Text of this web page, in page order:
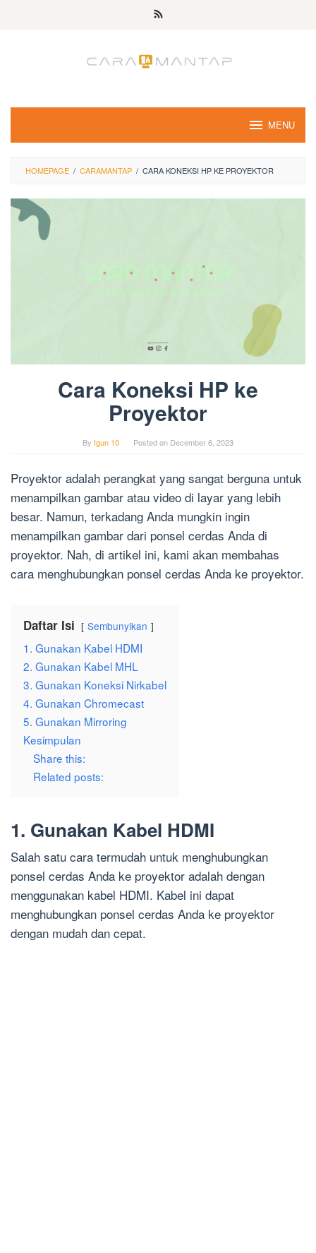
MENU
HOMEPAGE / CARAMANTAP / CARA KONEKSI HP KE PROYEKTOR
Cara Koneksi HP ke
Proyektor
By Igun 10 Posted on December 6, 2023
Proyektor adalah perangkat yang sangat berguna untuk
menampilkan gambar atau video di layar yang lebih
besar. Namun, terkadang Anda mungkin ingin
menampilkan gambar dari ponsel cerdas Anda di
proyektor. Nah, di artikel ini, kami akan membahas
cara menghubungkan ponsel cerdas Anda ke proyektor.
Daftar Isi Sembunyikan
1. Gunakan Kabel HDMI
2. Gunakan Kabel MHL
3. Gunakan Koneksi Nirkabel
4. Gunakan Chromecast
5. Gunakan Mirroring
Kesimpulan
Share this:
Related posts:
1. Gunakan Kabel HDMI
Salah satu cara termudah untuk menghubungkan
ponsel cerdas Anda ke proyektor adalah dengan
menggunakan kabel HDMI. Kabel ini dapat
menghubungkan ponsel cerdas Anda ke proyektor
dengan mudah dan cepat.